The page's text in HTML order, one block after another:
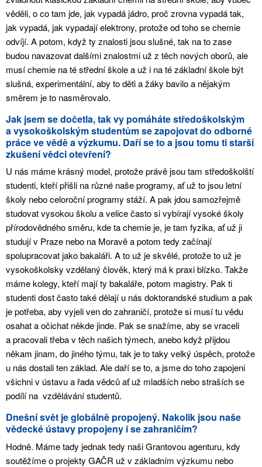
věděli, o co tam jde, jak vypadá jádro, proč zrovna vypadá tak,
jak vypadá, jak vypadají elektrony, protože od toho se chemie
odvíjí. A potom, když ty znalosti jsou slušné, tak na to zase
budou navazovat dalšími znalostmi už z těch nových oborů, ale
musí chemie na té střední škole a už i na té základní škole být
slušná, experimentální, aby to děti a žáky bavilo a nějakým
směrem je to nasměrovalo.
Jak jsem se dočetla, tak vy pomáháte středoškolským
a vysokoškolským studentům se zapojovat do odborné
práce ve vědě a výzkumu. Daří se to a jsou tomu ti starší
zkušení vědci otevření?
U nás máme krásný model, protože právě jsou tam středoškolští
studenti, kteří přišli na různé naše programy, ať už to jsou letní
školy nebo celoroční programy stáží. A pak jdou samozřejmě
studovat vysokou školu a velice často si vybírají vysoké školy
přírodovědného směru, kde ta chemie je, je tam fyzika, ať už ji
studují v Praze nebo na Moravě a potom tedy začínají
spolupracovat jako bakaláři. A to už je skvělé, protože to už je
vysokoškolsky vzdělaný člověk, který má k praxi blízko. Takže
máme kolegy, kteří mají ty bakaláře, potom magistry. Pak ti
studenti dost často také dělají u nás doktorandské studium a pak
je potřeba, aby vyjeli ven do zahraničí, protože si musí tu vědu
osahat a očichat někde jinde. Pak se snažíme, aby se vraceli
a pracovali třeba v těch našich týmech, anebo když přijdou
někam jinam, do jiného týmu, tak je to taky velký úspěch, protože
u nás dostali ten základ. Ale daří se to, a jsme do toho zapojeni
všichni v ústavu a řada vědců ať už mladších nebo straších se
podílí na vzdělávání studentů.
Dnešní svět je globálně propojený. Nakolik jsou naše
vědecké ústavy propojeny i se zahraničím?
Hodně. Máme tady jednak tedy naši Grantovou agenturu, kdy
soutěžíme o projekty GAČR už v základním výzkumu nebo